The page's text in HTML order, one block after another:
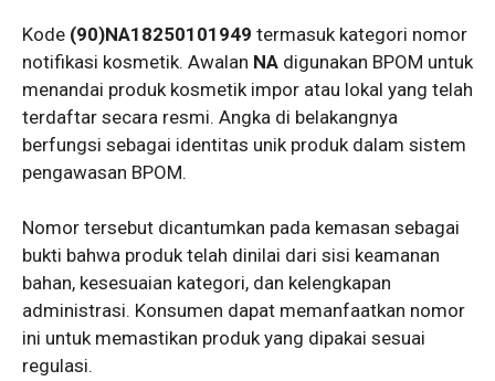
Kode (90)NA18250101949 termasuk kategori nomor
notifikasi kosmetik. Awalan NA digunakan BPOM untuk
menandai produk kosmetik impor atau lokal yang telah
terdaftar secara resmi. Angka di belakangnya
berfungsi sebagai identitas unik produk dalam sistem
pengawasan BPOM.
Nomor tersebut dicantumkan pada kemasan sebagai
bukti bahwa produk telah dinilai dari sisi keamanan
bahan, kesesuaian kategori, dan kelengkapan
administrasi. Konsumen dapat memanfaatkan nomor
ini untuk memastikan produk yang dipakai sesuai
regulasi.